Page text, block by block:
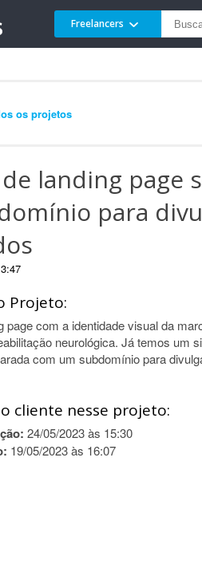
Freelancers
os projetos
landing page
para
Projeto:
page com a identidade visual da
neurológica. Já temos um
com um subdomínio para
cliente nesse projeto:
24/05/2023 às 15:30
19/05/2023 às 16:07